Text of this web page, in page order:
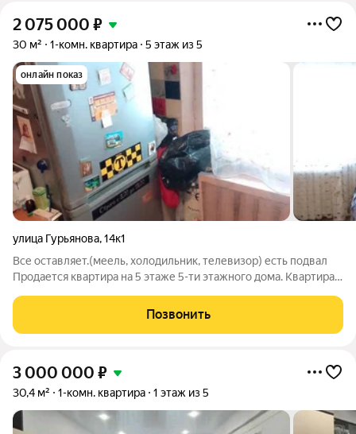
2 075 000 ₽
30 м² 1-комн. квартира 5 этаж из 5
онлайн показ
улица Гурьянова,14к1
Все оставляет.(меель, холодильник, телевизор) есть подвал
Продается квартира на 5 этаже 5-ти этажного дома. Квартира
Электрика, сантехника в исправном состоянии, напор воды
хороший. Горячая
Позвонить
3 000 000 ₽
30,4 м² 1-комн. квартира 1 этаж из 5